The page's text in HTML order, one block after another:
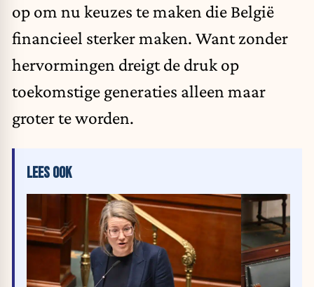
op om nu keuzes te maken die België
financieel sterker maken. Want zonder
hervormingen dreigt de druk op
toekomstige generaties alleen maar
groter te worden.
LEES OOK